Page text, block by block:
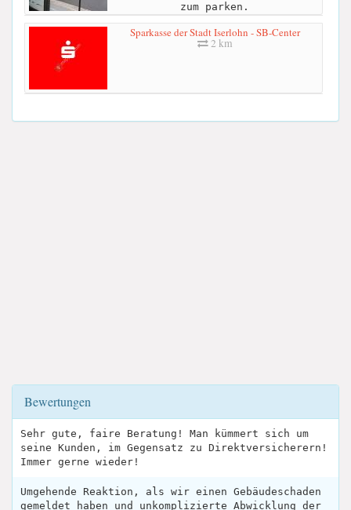
zum parken.
Sparkasse der Stadt Iserlohn - SB-Center
2 km
Bewertungen
Sehr gute, faire Beratung! Man kümmert sich um
seine Kunden, im Gegensatz zu Direktversicherern!
Immer gerne wieder!
Umgehende Reaktion, als wir einen Gebäudeschaden
gemeldet haben und unkomplizierte Abwicklung der